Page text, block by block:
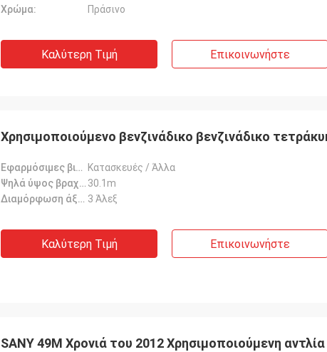
Χρώμα:
Πράσινο
Καλύτερη Τιμή Επικοινωνήστε
Χρησιμοποιούμενο βενζινάδικο βενζινάδικο
Εφαρμόσιμες βιομηχανίες:
Κατασκευές / Άλλα
Ψηλά ύψος βραχίονα: 30.1m
Διαμόρφωση άξονα: 3 Άλεξ
Καλύτερη Τιμή Επικοινωνήστε
SANY 49M Χρονιά του 2012 Χρησιμοποιούμενη